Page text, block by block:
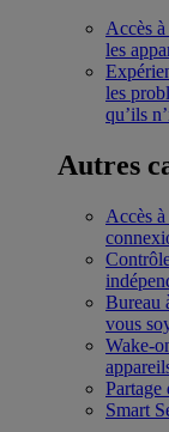
Accès à
les
les
qu’ils
Autres
Accès
Bureau
vous
Wake-
Partage
Smart